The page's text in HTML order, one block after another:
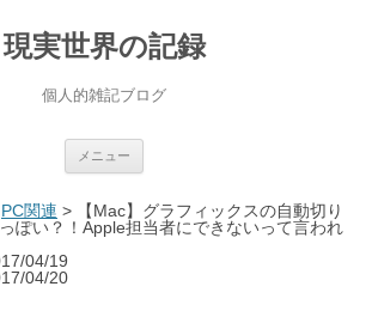
現実世界の記録
個人的雑記ブログ
メニュー
ツ
へ
PC関連 >
【Mac】グラフィックスの自動切り
ぽい？！Apple担当者にできないって言われ
04/19
04/20